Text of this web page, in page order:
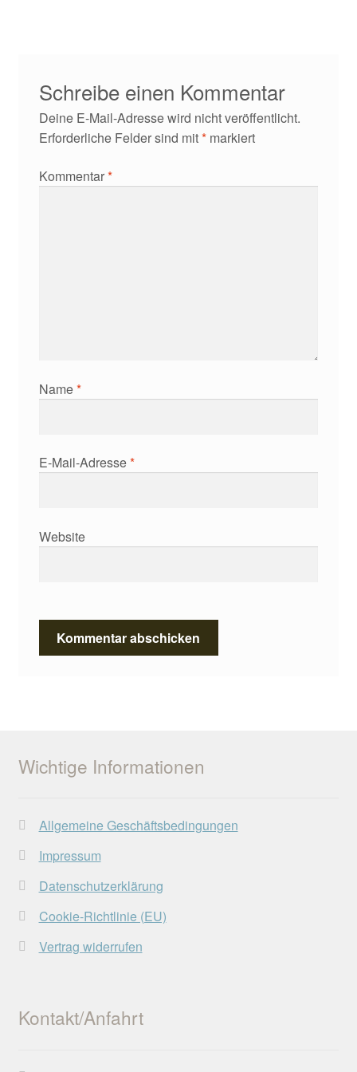
Schreibe einen Kommentar
Deine E-Mail-Adresse wird nicht veröffentlicht.
Erforderliche Felder sind mit*markiert
Kommentar*
Name*
E-Mail-Adresse*
Website
Wichtige Informationen
Allgemeine Geschäftsbedingungen
Impressum
Datenschutzerklärung
Cookie-Richtlinie (EU)
Vertrag widerrufen
Kontakt/Anfahrt